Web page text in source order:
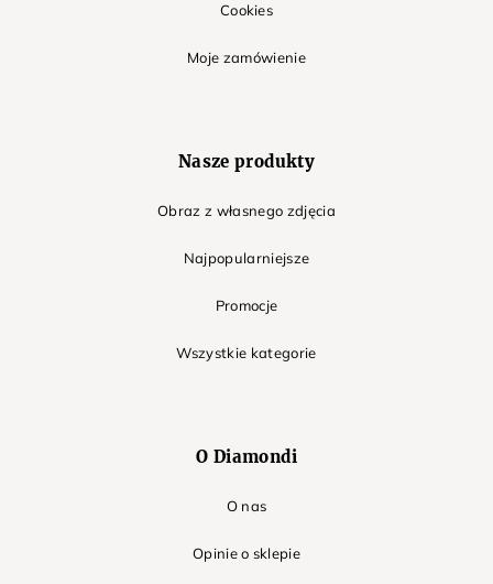
Cookies
Moje zamówienie
Nasze produkty
Obraz z własnego zdjęcia
Najpopularniejsze
Promocje
Wszystkie kategorie
O Diamondi
O nas
Opinie o sklepie